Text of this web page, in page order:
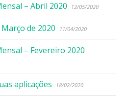
– Abril 2020 12/05/2020
de 2020 11/04/2020
– Fevereiro 2020
aplicações 18/02/2020